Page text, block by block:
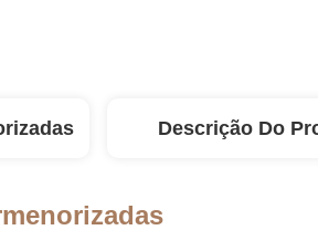
Descrição Do